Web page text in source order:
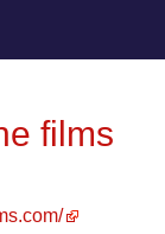
films